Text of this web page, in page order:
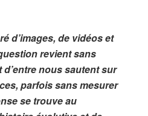
d’images, de vidéos et
revient sans
nous sautent sur
parfois sans mesurer
se trouve au